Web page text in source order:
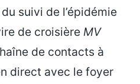
suivi de l’épidémie
de croisière MV
de contacts à
direct avec le foyer